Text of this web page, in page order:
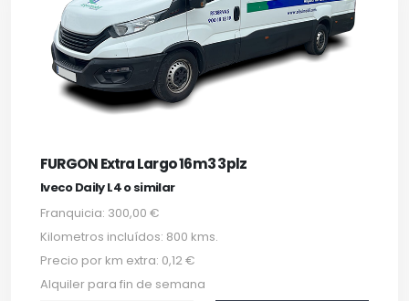
FURGON Extra Largo 16m3 3plz
Iveco Daily L4 o similar
Franquicia: 300,00 €
Kilometros incluídos: 800 kms.
Precio por km extra: 0,12 €
Alquiler para fin de semana